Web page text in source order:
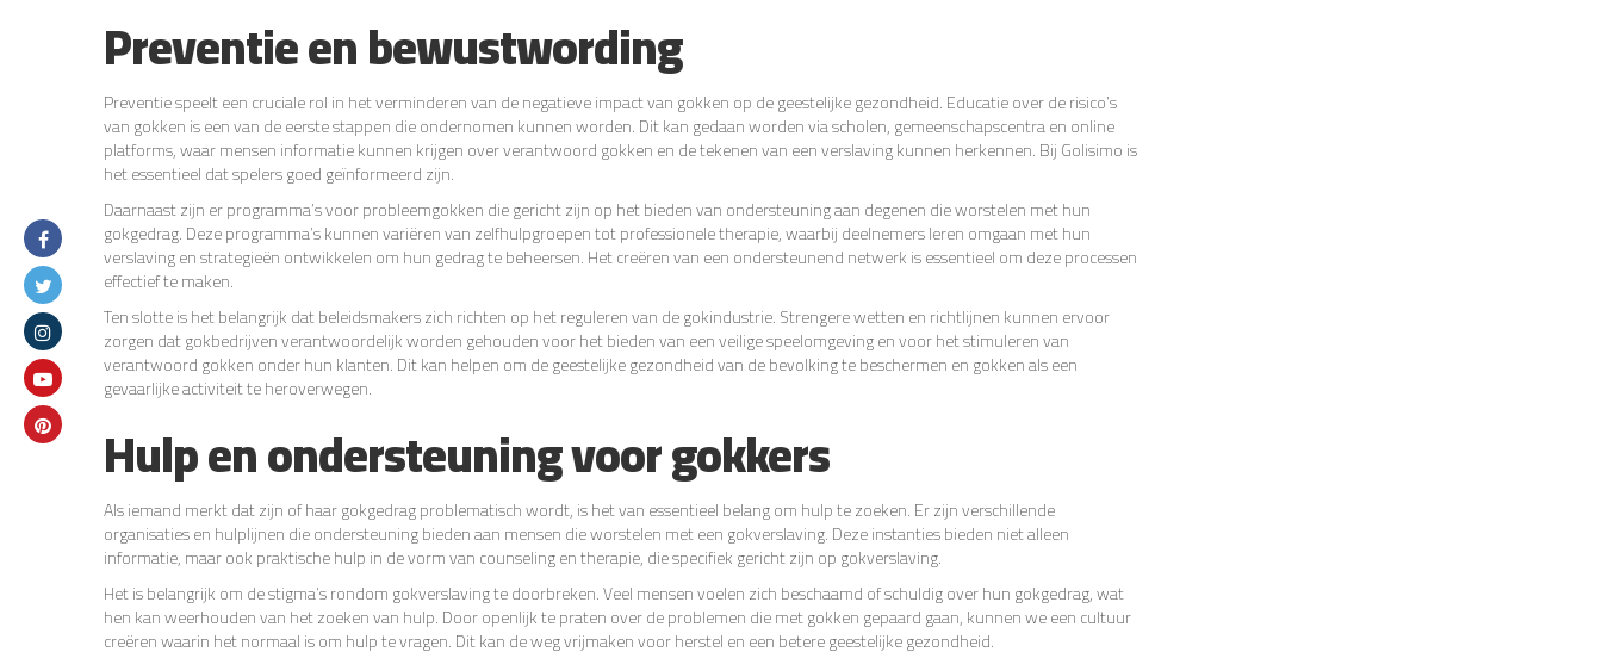
Preventie en bewustwording
Preventie speelt een cruciale rol in het verminderen van de negatieve impact van gokken op de geestelijke gezondheid. Educatie over de risico’s
van gokken is een van de eerste stappen die ondernomen kunnen worden. Dit kan gedaan worden via scholen, gemeenschapscentra en online
platforms, waar mensen informatie kunnen krijgen over verantwoord gokken en de tekenen van een verslaving kunnen herkennen. Bij Golisimo is
het essentieel dat spelers goed geïnformeerd zijn.
Daarnaast zijn er programma’s voor probleemgokken die gericht zijn op het bieden van ondersteuning aan degenen die worstelen met hun
gokgedrag. Deze programma’s kunnen variëren van zelfhulpgroepen tot professionele therapie, waarbij deelnemers leren omgaan met hun
verslaving en strategieën ontwikkelen om hun gedrag te beheersen. Het creëren van een ondersteunend netwerk is essentieel om deze processen
effectief te maken.
Ten slotte is het belangrijk dat beleidsmakers zich richten op het reguleren van de gokindustrie. Strengere wetten en richtlijnen kunnen ervoor
zorgen dat gokbedrijven verantwoordelijk worden gehouden voor het bieden van een veilige speelomgeving en voor het stimuleren van
verantwoord gokken onder hun klanten. Dit kan helpen om de geestelijke gezondheid van de bevolking te beschermen en gokken als een
gevaarlijke activiteit te heroverwegen.
Hulp en ondersteuning voor gokkers
Als iemand merkt dat zijn of haar gokgedrag problematisch wordt, is het van essentieel belang om hulp te zoeken. Er zijn verschillende
organisaties en hulplijnen die ondersteuning bieden aan mensen die worstelen met een gokverslaving. Deze instanties bieden niet alleen
informatie, maar ook praktische hulp in de vorm van counseling en therapie, die specifiek gericht zijn op gokverslaving.
Het is belangrijk om de stigma’s rondom gokverslaving te doorbreken. Veel mensen voelen zich beschaamd of schuldig over hun gokgedrag, wat
hen kan weerhouden van het zoeken van hulp. Door openlijk te praten over de problemen die met gokken gepaard gaan, kunnen we een cultuur
creëren waarin het normaal is om hulp te vragen. Dit kan de weg vrijmaken voor herstel en een betere geestelijke gezondheid.